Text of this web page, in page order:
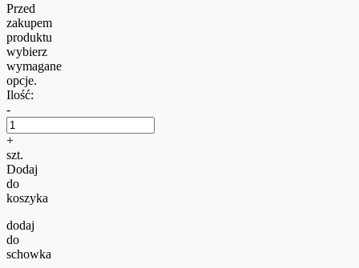
Przed
zakupem
produktu
wybierz
wymagane
opcje.
Ilość:
-
+
szt.
Dodaj
do
koszyka
dodaj
do
schowka